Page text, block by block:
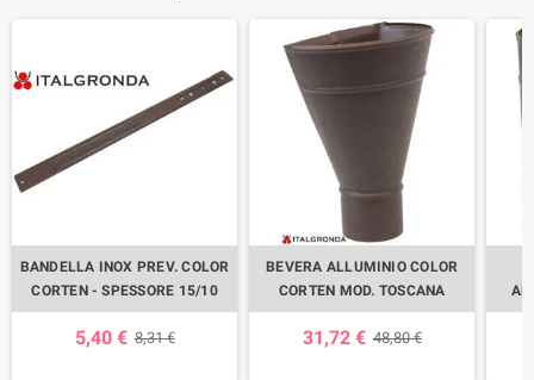
BANDELLA INOX PREV. COLOR
CORTEN - SPESSORE 15/10
5,40 € 8,31 €
BEVERA ALLUMINIO COLOR
CORTEN MOD. TOSCANA
31,72 € 48,80 €